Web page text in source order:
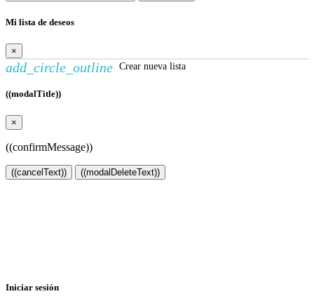
Mi lista de deseos
×
add_circle_outline Crear nueva lista
((modalTitle))
×
((confirmMessage))
((cancelText)) ((modalDeleteText))
Iniciar sesión